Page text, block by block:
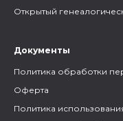
Открытый
Документы
Политика обработки
Оферта
Политика